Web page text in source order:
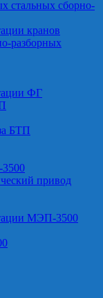
стальных сборно-
кранов
разборных
ФГ
БТП
привод
МЭП-3500